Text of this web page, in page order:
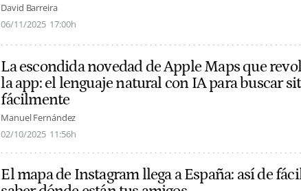
David Barreira
06/11/2025 17:00h
La escondida novedad de Apple Maps que
la app: el lenguaje natural con IA para buscar
fácilmente
Manuel Fernández
02/10/2025 11:56h
El mapa de Instagram llega a España: así de